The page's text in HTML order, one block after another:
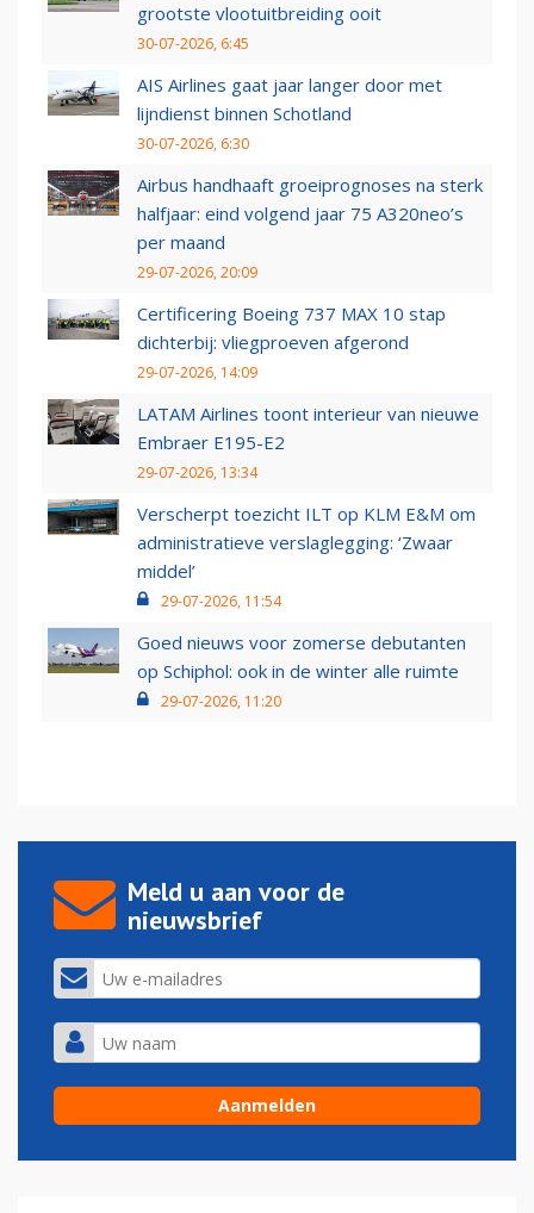
grootste vlootuitbreiding ooit
30-07-2026, 6:45
AIS Airlines gaat jaar langer door met
lijndienst binnen Schotland
30-07-2026, 6:30
Airbus handhaaft groeiprognoses na sterk
halfjaar: eind volgend jaar 75 A320neo’s
per maand
29-07-2026, 20:09
Certificering Boeing 737 MAX 10 stap
dichterbij: vliegproeven afgerond
29-07-2026, 14:09
LATAM Airlines toont interieur van nieuwe
Embraer E195-E2
29-07-2026, 13:34
Verscherpt toezicht ILT op KLM E&M om
administratieve verslaglegging: ‘Zwaar
middel’
29-07-2026, 11:54
Goed nieuws voor zomerse debutanten
op Schiphol: ook in de winter alle ruimte
29-07-2026, 11:20
Meld u aan voor de
nieuwsbrief